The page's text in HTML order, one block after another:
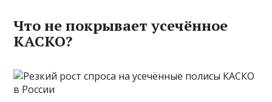
Что не покрывает усечённое
КАСКО?